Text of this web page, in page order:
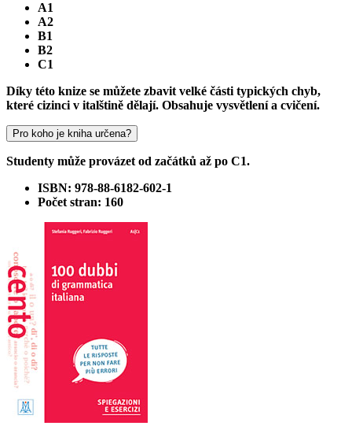
A1
A2
B1
B2
C1
Díky této knize se můžete zbavit velké části typických chyb,
které cizinci v italštině dělají. Obsahuje vysvětlení a cvičení.
Pro koho je kniha určena?
Studenty může provázet od začátků až po C1.
ISBN: 978-88-6182-602-1
Počet stran: 160